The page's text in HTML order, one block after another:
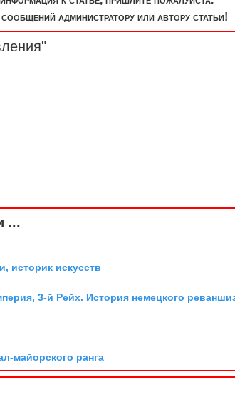
администратору или автору статьи!
...
историк искусств
3-й Рейх. История немецкого
майорского ранга